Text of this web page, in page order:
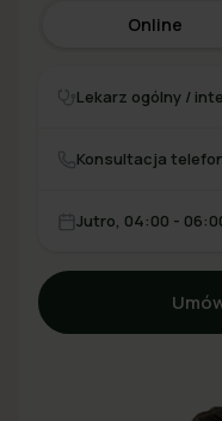
Online
Lekarz ogólny /
Konsultacja
Jutro, 04:00 -